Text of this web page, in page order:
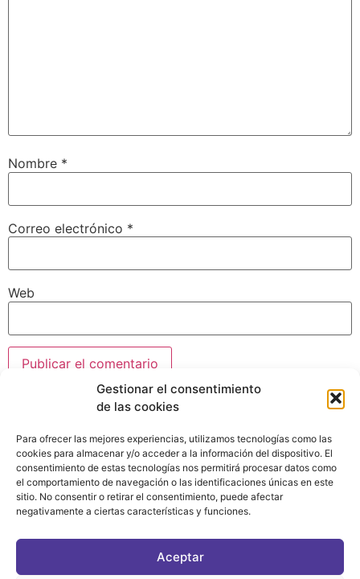
Gestionar el consentimiento
de las cookies
Para ofrecer las mejores experiencias, utilizamos tecnologías como las
cookies para almacenar y/o acceder a la información del dispositivo. El
consentimiento de estas tecnologías nos permitirá procesar datos como
el comportamiento de navegación o las identificaciones únicas en este
sitio. No consentir o retirar el consentimiento, puede afectar
negativamente a ciertas características y funciones.
Aceptar
Nombre *
Correo electrónico *
Web
ASOCIATE AL FÓRUM